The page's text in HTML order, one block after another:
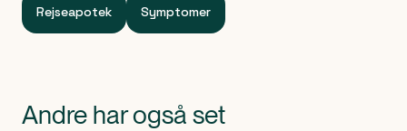
Rejseapotek Symptomer
Andre har også set